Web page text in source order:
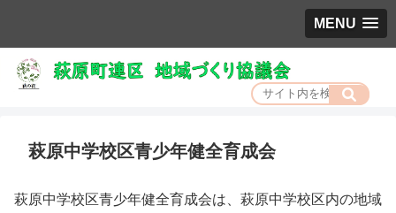
MENU
萩原中学校区青少年健全育成会
萩原中学校区青少年健全育成会は、萩原中学校区内の地域